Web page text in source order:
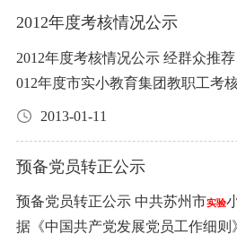
本次投标中标价精确到角（0.1元）。 2、食品招标具
盖学校公章无效。 投标人单位（盖章）： 投标人（签
名）
团2017年每月食堂食品投标表 类别：蛋类 品名 规格 品牌
单位 月供应量 单价 金额 洋鸡蛋 斤 4000 合计 说明： 1、本
次投标中标价精确到角（0.1元）。 2、食品招标具体要求
次投标中标价精确到角（0.1元）。 2、食品招标具体要求
见说明书，请各投标人详细了解。 3、本表复印无效，未盖
学校公章无效。 投标人单位（盖章）： 投标人（签名）：
量 单价 金额 鸡腿 斤 2800 鸡翅 斤 600 鸡肉 斤 2000 鸭 斤 6
2、食品招标具体要求见说明书，
3、本表复印无效，未盖学校公章无效。 投标人
者争相戒烟成为时尚，劝阻吸烟，
一个良好的无烟氛围。 四、建立禁烟工作长效机制。各地
要结合实际广泛开展“无烟校园”创
禁烟工作措施落实不力的学校要进
评价体系。设立禁烟监督员，加强
育部 2014年1月17日
教师向年级组长，幼儿园教师向分
教务处主任，后勤教辅人员向总务
职向分管副校长，中层正职和副校
校长必须及时把自己审批的请假情况报校
工资和半年度奖的4%，事假1天扣
奖的8%。产假/人流假，按请假天
作日的比例，扣发相应奖金。【结
张建波、曹晨路、张 彬、朱艺哲、陆红英、石 岚、张 云、
相菊苏、蔡文钰、吴沁昱、汪 帆、赵 亮、徐建国、许蓓
兰、宋 琴、许 蕾、陆 雁、傅 虹、顾胜林、张 强、龚秀
芬、彭 坚、吴 坚、邱 劼、朱筱珏、陈敏静、陈建雄、明漫
丹、张 迎、黄克华、华建伟、游金妹、田雪琴、顾福妹、
陈晓瑜、黄蓉蓉、顾 筠、马骁翀、唐炯华、杨 姣、曹昀
市实小学生处主任助理，兼少先队大队辅
女，1979.10.2出生，1999.8.1参加
中共党员。拟任市实小一年级级部主任。 解超超
员。拟任市实小二年级级部主任。 莫威，女，1975.9.28出
党员。拟任市实小三年级级部主任。 唐颉，女，
出生，1989.8.1参加工作，大学学
任市实小四年级级部主任。 顾华红，女，1976.5.22出生，1
工的工作积极性、主动性、创造性
样、做好做坏没区别”的倾向。 三、考核对象：本集团各校
区所有在编在职在岗的教职工（包
办编制教师）。 四、绩效工资构成及发放形式： 绩效工资
分为基础性绩效工资和奖励性绩
效工资占绩效工资总额的70%，奖
资总额的30%。 （一）70％的基础性绩效工资：具体参看
《绩效工资构成》，分为生活补贴
和休息，多吃水果、多饮水，不吃
换气。打喷嚏、咳嗽、擦鼻、涕要
鼻。少去人多拥挤的地方。 三、学生如果一旦出现发热
（体温超过37.5℃）、伴有咳嗽、
即到医院诊治，并在家休息，待
明后方可上学。同时请及时告知班主任 四、外出游
2012年度考核情况公示
2012年度考核情况公示 经群众推荐、考核领导小组审议，2
012年度市实小教育集团教职工考核情
12年度考核优秀： 1、市实小本部 王 燕、姜小红、舒 蓉、
叶秋皎、张 敏、彭晓英、刘 毓、陈 凉、堵佳璐、顾华红、
蔡红雨、郦 娜 2、市实小东校区： 金 慧、吴秀芳、茅剑
英、徐雯霞、刘晓萍
2013-01-11
预备党员转正公示
预备党员转正公示 中共苏州市实验
据《中国共产党发展党员工作细则